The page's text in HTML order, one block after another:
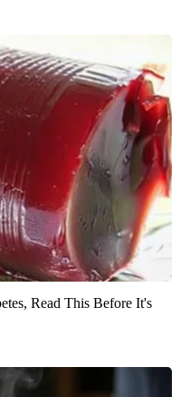
Read This Before It's